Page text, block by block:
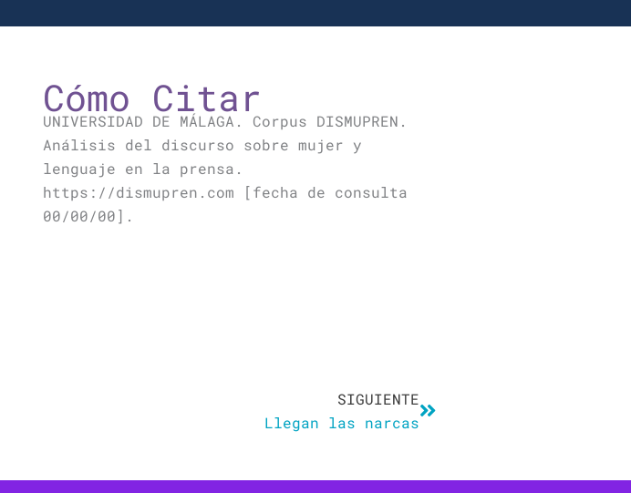
Cómo Citar
UNIVERSIDAD DE MÁLAGA. Corpus DISMUPREN.
Análisis del discurso sobre mujer y
lenguaje en la prensa.
https://dismupren.com [fecha de consulta
00/00/00].
SIGUIENTE
Llegan las narcas